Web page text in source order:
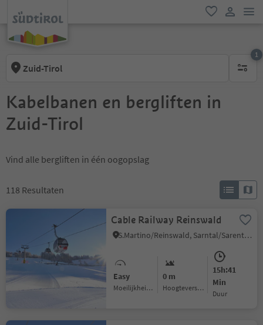
favoriet
Zuid-Tirol
1
1
Kabelbanen en bergliften in
Zuid-Tirol
Vind alle bergliften in één oogopslag
118 Resultaten
Cable Railway Reinswald
S.Martino/Reinswald, Sarntal/Sarentino, Bolzano/Bozen and environs
Easy
Moeilijkheidsgraad
0 m
Hoogteverschil
15h:41
Min
Duur